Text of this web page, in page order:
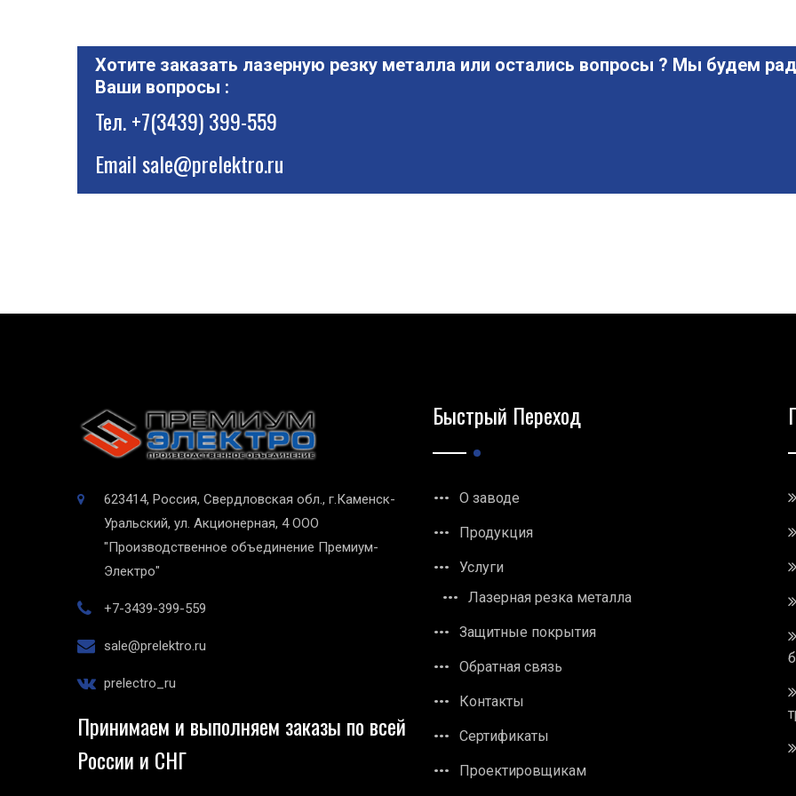
Хотите заказать лазерную резку металла или остались вопросы ? Мы будем
Ваши вопросы :
Тел.+7(3439) 399-559
Emailsale@prelektro.ru
623414, Россия, Свердловская обл., г.Каменск-
Уральский, ул. Акционерная, 4 ООО
"Производственное объединение Премиум-
Электро"
+7-3439-399-559
sale@prelektro.ru
prelectro_ru
Принимаем и выполняем заказы по всей
России и СНГ
Быстрый Переход
О заводе
Продукция
Услуги
Лазерная резка металла
Защитные покрытия
Обратная связь
Контакты
Сертификаты
Проектировщикам